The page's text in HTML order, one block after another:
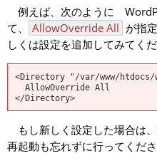
例えば、次のように
て、
AllowOverride All が指
しくは設定を追加してみてくだ
<Directory "/var/www/htdocs/
もし新しく設定した場合は
再起動も忘れずに行ってくださ